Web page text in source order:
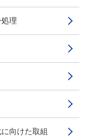
理
向けた取組